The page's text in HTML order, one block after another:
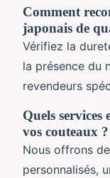
Comment
japonais de
Vérifiez la
la présence du
revendeurs
Quels services
vos couteaux ?
Nous offrons
personnalisés,